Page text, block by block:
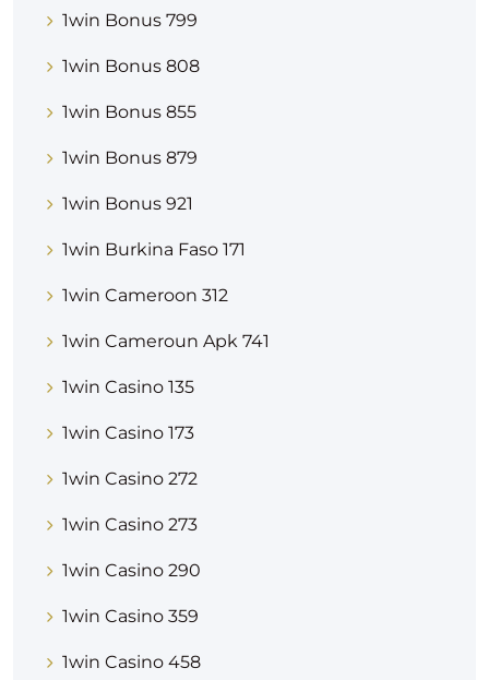
1win Bonus 799
1win Bonus 808
1win Bonus 855
1win Bonus 879
1win Bonus 921
1win Burkina Faso 171
1win Cameroon 312
1win Cameroun Apk 741
1win Casino 135
1win Casino 173
1win Casino 272
1win Casino 273
1win Casino 290
1win Casino 359
1win Casino 458